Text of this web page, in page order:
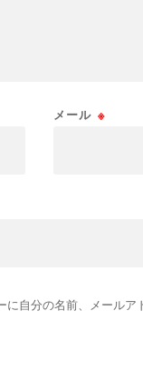
メール ※
自分の名前、メールア